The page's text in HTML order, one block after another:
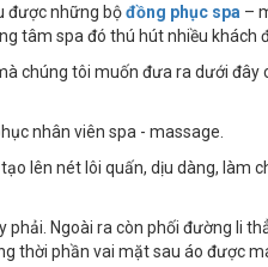
được những bộđồng phục spa –
tâm spa đó thú hút nhiều khách
chúng tôi muốn đưa ra dưới
nhân viên spa - massage.
lên nét lôi quấn, dịu dàng, làm
Ngoài ra còn phối đường li
thời phần vai mặt sau áo được